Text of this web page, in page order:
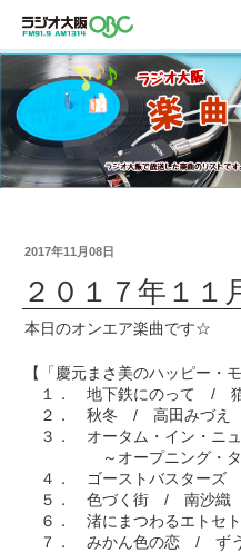
2017年11月08日
２０１７年１１
本日のオンエア楽曲です☆
【「慶元まさ美のハッピー・
１． 地下鉄にのって /
２． 秋冬 / 高田みづえ
３． オータム・イン・ニュ
～オープニング・タイ
４． ゴーストバスターズ
５． 色づく街 / 南沙織
６． 渚にまつわるエトセ
７． みかん色の恋 / ず